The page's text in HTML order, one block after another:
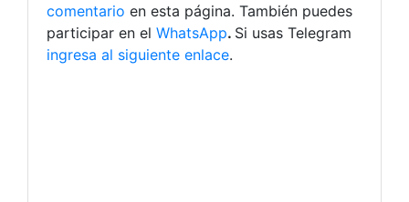
comentario en esta página. También puedes
participar en el WhatsApp. Si usas Telegram
ingresa al siguiente enlace.